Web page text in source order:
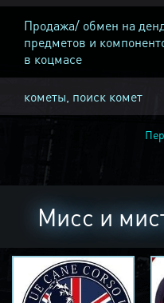
Продажа/ обмен на
предметов и
в коцмасе
кометы, поиск комет
Мисс и